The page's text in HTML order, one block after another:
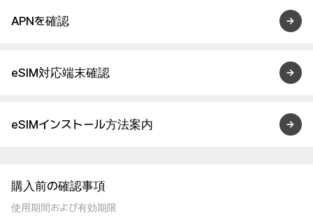
APNを確認
eSIM対応端末確認
eSIMインストール方法案内
購入前の確認事項
使用期間および有効期限